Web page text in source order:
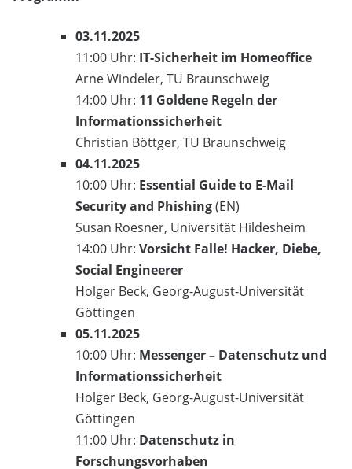
03.11.2025
11:00 Uhr: IT-Sicherheit im Homeoffice
Arne Windeler, TU Braunschweig
14:00 Uhr: 11 Goldene Regeln der
Informationssicherheit
Christian Böttger, TU Braunschweig
04.11.2025
10:00 Uhr: Essential Guide to E-Mail
Security and Phishing(EN)
Susan Roesner, Universität Hildesheim
14:00 Uhr: Vorsicht Falle! Hacker, Diebe,
Social Engineerer
Holger Beck, Georg-August-Universität
Göttingen
05.11.2025
10:00 Uhr: Messenger – Datenschutz und
Informationssicherheit
Holger Beck, Georg-August-Universität
Göttingen
11:00 Uhr: Datenschutz in
Forschungsvorhaben